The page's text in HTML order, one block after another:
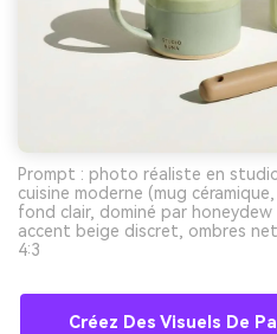
Prompt : photo réaliste en
cuisine moderne (mug
fond clair, dominé par
accent beige discret, ombres
4:3
Créez Des Visuels De